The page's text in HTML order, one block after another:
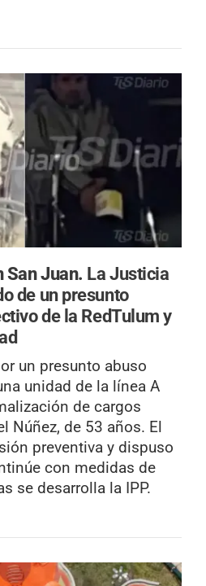
San Juan. La Justicia
de un presunto
de la RedTulum y
un presunto abuso
unidad de la línea A
de cargos
Núñez, de 53 años. El
preventiva y dispuso
con medidas de
se desarrolla la IPP.